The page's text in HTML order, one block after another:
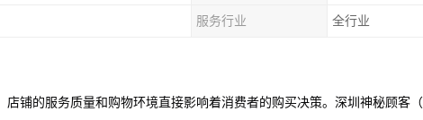
服务行业 全行业
店铺的服务质量和购物环境直接影响着消费者的购买决策。深圳神秘顾客（